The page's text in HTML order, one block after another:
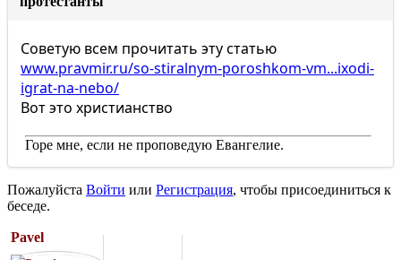
Советую всем прочитать эту статью
www.pravmir.ru/so-stiralnym-poroshkom-vm...ixodi-
igrat-na-nebo/
Вот это христианство
Горе мне, если не проповедую Евангелие.
Пожалуйста Войти или Регистрация, чтобы присоединиться к
беседе.
Pavel